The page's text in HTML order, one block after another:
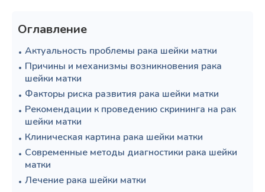
Оглавление
Актуальность проблемы рака шейки матки
Причины и механизмы возникновения рака
шейки матки
Факторы риска развития рака шейки матки
Рекомендации к проведению скрининга на рак
шейки матки
Клиническая картина рака шейки матки
Современные методы диагностики рака шейки
матки
Лечение рака шейки матки